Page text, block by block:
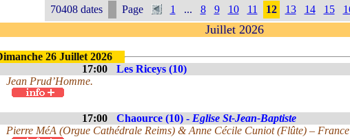
70408 dates Page 1 ... 8 9 10 11 12 13 14 15
Juillet 2026
26 Juillet 2026
17:00
Les Riceys (10)
Jean Prud’Homme.
17:00 Chaource (10) - Eglise St-Jean-Baptiste
Pierre MéA (Orgue Cathédrale Reims) & Anne Cécile Cuniot (Flûte) – France